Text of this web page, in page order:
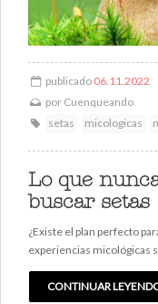
publicado 06.11.2022
por Cuenqueando
setas
micologicas
Lo que
buscar setas
¿Existe el plan perfecto
experiencias micológicas
CONTINUAR